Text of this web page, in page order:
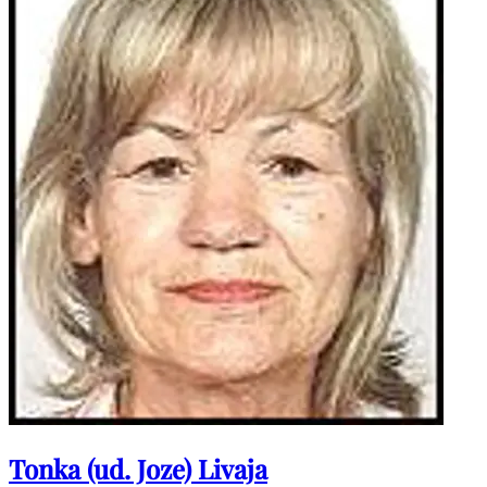
Tonka (ud. Joze) Livaja